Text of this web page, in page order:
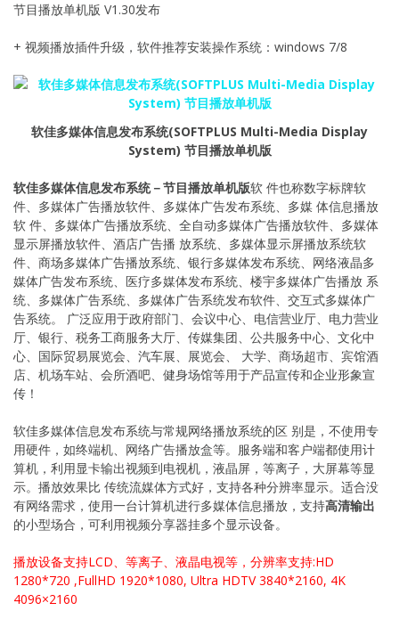
节目播放单机版 V1.30发布
+ 视频播放插件升级，软件推荐安装操作系统：windows 7/8
软佳多媒体信息发布系统(SOFTPLUS Multi-Media Display
System) 节目播放单机版
软佳多媒体信息发布系统－节目播放单机版软 件也称数字标牌软
件、多媒体广告播放软件、多媒体广告发布系统、多媒 体信息播放
软 件、多媒体广告播放系统、全自动多媒体广告播放软件、多媒体
显示屏播放软件、酒店广告播 放系统、多媒体显示屏播放系统软
件、商场多媒体广告播放系统、银行多媒体发布系统、网络液晶多
媒体广告发布系统、医疗多媒体发布系统、楼宇多媒体广告播放 系
统、多媒体广告系统、多媒体广告系统发布软件、交互式多媒体广
告系统。 广泛应用于政府部门、会议中心、电信营业厅、电力营业
厅、银行、税务工商服务大厅、传媒集团、公共服务中心、文化中
心、国际贸易展览会、汽车展、展览会、 大学、商场超市、宾馆酒
店、机场车站、会所酒吧、健身场馆等用于产品宣传和企业形象宣
传！
软佳多媒体信息发布系统与常规网络播放系统的区 别是，不使用专
用硬件，如终端机、网络广告播放盒等。服务端和客户端都使用计
算机，利用显卡输出视频到电视机，液晶屏，等离子，大屏幕等显
示。播放效果比 传统流媒体方式好，支持各种分辨率显示。适合没
有网络需求，使用一台计算机进行多媒体信息播放，支持高清输出
的小型场合，可利用视频分享器挂多个显示设备。
播放设备支持LCD、等离子、液晶电视等，分辨率支持:HD
1280*720 ,FullHD 1920*1080, Ultra HDTV 3840*2160, 4K
4096×2160